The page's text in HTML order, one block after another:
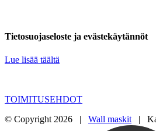
Tietosuojaseloste ja evästekäytännöt
Lue lisää täältä
TOIMITUSEHDOT
© Copyright 2026 | Wall maskit |